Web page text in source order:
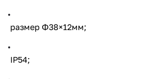
размер Ф38×12мм;
IP54;